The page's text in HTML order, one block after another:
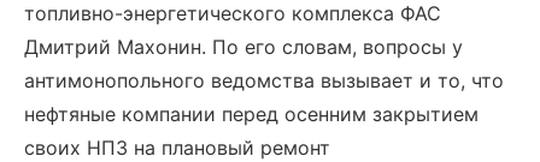
топливно-энергетического комплекса ФАС
Дмитрий Махонин. По его словам, вопросы у
антимонопольного ведомства вызывает и то, что
нефтяные компании перед осенним закрытием
своих НПЗ на плановый ремонт